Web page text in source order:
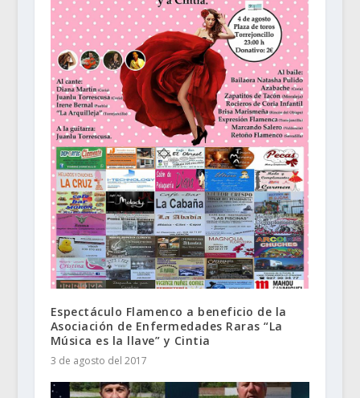
Espectáculo Flamenco a beneficio de la
Asociación de Enfermedades Raras “La
Música es la llave” y Cintia
3 de agosto del 2017